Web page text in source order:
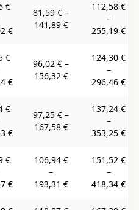
€
€
81,59 € –
141,89 €
112,58 €
–
255,19 €
€
€
96,02 € –
156,32 €
124,30 €
–
296,46 €
€
€
97,25 € –
167,58 €
137,24 €
–
353,25 €
€
€
106,94 €
–
193,31 €
151,52 €
–
418,34 €